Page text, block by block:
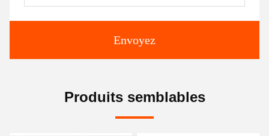
Envoyez
Produits semblables